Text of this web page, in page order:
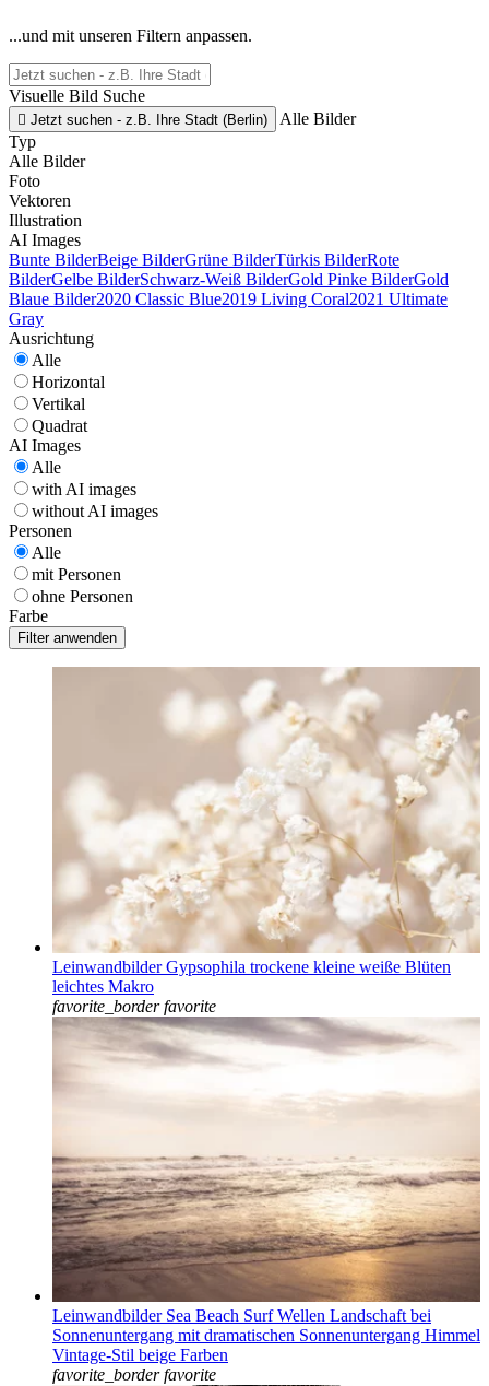
...und mit unseren Filtern anpassen.
Visuelle Bild Suche
 Jetzt suchen - z.B. Ihre Stadt (Berlin)
Alle Bilder
Typ
Alle Bilder
Foto
Vektoren
Illustration
AI Images
Bunte BilderBeige BilderGrüne BilderTürkis BilderRote
BilderGelbe BilderSchwarz-Weiß BilderGold Pinke BilderGold
Blaue Bilder2020 Classic Blue2019 Living Coral2021 Ultimate
Gray
Ausrichtung
Alle
Horizontal
Vertikal
Quadrat
AI Images
Alle
with AI images
without AI images
Personen
Alle
mit Personen
ohne Personen
Farbe
Leinwandbilder Gypsophila trockene kleine weiße Blüten
leichtes Makro
favorite_border favorite
Leinwandbilder Sea Beach Surf Wellen Landschaft bei
Sonnenuntergang mit dramatischen Sonnenuntergang Himmel
Vintage-Stil beige Farben
favorite_border favorite